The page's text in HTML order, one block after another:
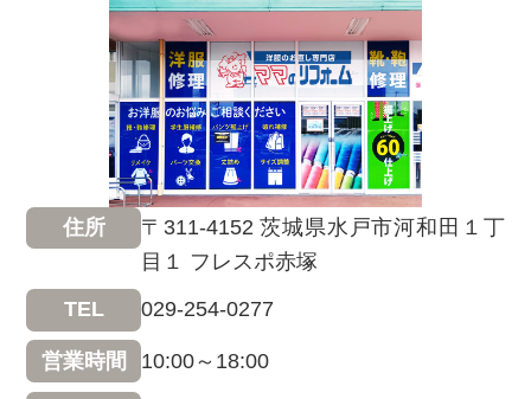
住所
〒311-4152 茨城県水戸市河和田１丁
目１ フレスポ赤塚
TEL 029-254-0277
営業時間 10:00～18:00